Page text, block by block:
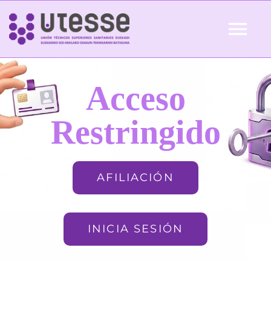
Skip
content
Inicio
QUIÉNES SOMOS Acceso
Restringido
AFILIACIÓN
INICIA SESIÓN